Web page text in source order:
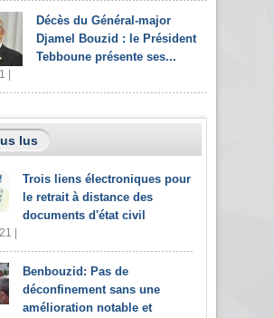
Décès du Général-major
Djamel Bouzid : le Président
Tebboune présente ses...
|
lus
Trois liens électroniques pour
le retrait à distance des
documents d'état civil
|
Benbouzid: Pas de
déconfinement sans une
amélioration notable et